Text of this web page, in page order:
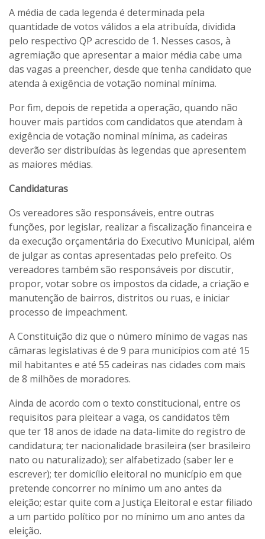
A média de cada legenda é determinada pela
quantidade de votos válidos a ela atribuída, dividida
pelo respectivo QP acrescido de 1. Nesses casos, à
agremiação que apresentar a maior média cabe uma
das vagas a preencher, desde que tenha candidato que
atenda à exigência de votação nominal mínima.
Por fim, depois de repetida a operação, quando não
houver mais partidos com candidatos que atendam à
exigência de votação nominal mínima, as cadeiras
deverão ser distribuídas às legendas que apresentem
as maiores médias.
Candidaturas
Os vereadores são responsáveis, entre outras
funções, por legislar, realizar a fiscalização financeira e
da execução orçamentária do Executivo Municipal, além
de julgar as contas apresentadas pelo prefeito. Os
vereadores também são responsáveis por discutir,
propor, votar sobre os impostos da cidade, a criação e
manutenção de bairros, distritos ou ruas, e iniciar
processo de impeachment.
A Constituição diz que o número mínimo de vagas nas
câmaras legislativas é de 9 para municípios com até 15
mil habitantes e até 55 cadeiras nas cidades com mais
de 8 milhões de moradores.
Ainda de acordo com o texto constitucional, entre os
requisitos para pleitear a vaga, os candidatos têm
que ter 18 anos de idade na data-limite do registro de
candidatura; ter nacionalidade brasileira (ser brasileiro
nato ou naturalizado); ser alfabetizado (saber ler e
escrever); ter domicílio eleitoral no município em que
pretende concorrer no mínimo um ano antes da
eleição; estar quite com a Justiça Eleitoral e estar filiado
a um partido político por no mínimo um ano antes da
eleição.